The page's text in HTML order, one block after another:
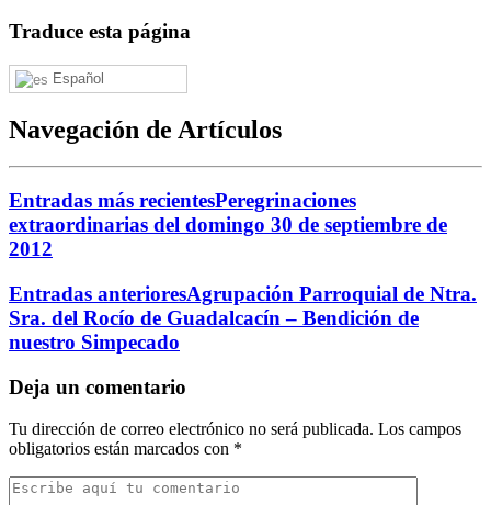
Traduce esta página
Español
Navegación de Artículos
Entradas más recientesPeregrinaciones
extraordinarias del domingo 30 de septiembre de
2012
Entradas anterioresAgrupación Parroquial de Ntra.
Sra. del Rocío de Guadalcacín – Bendición de
nuestro Simpecado
Deja un comentario
Tu dirección de correo electrónico no será publicada. Los campos
obligatorios están marcados con *